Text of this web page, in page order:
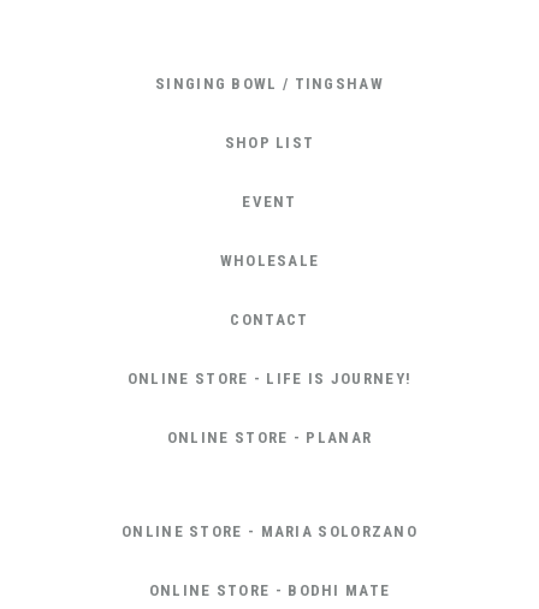
SINGING BOWL / TINGSHAW
SHOP LIST
EVENT
WHOLESALE
CONTACT
ONLINE STORE - LIFE IS JOURNEY!
ONLINE STORE - PLANAR
ONLINE STORE - MARIA SOLORZANO
ONLINE STORE - BODHI MATE